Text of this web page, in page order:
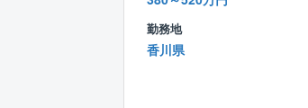
勤務地
香川県